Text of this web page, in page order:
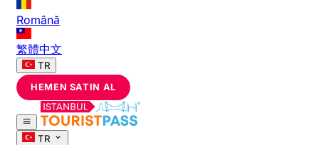
Română
繁體中文
TR
HEMEN SATIN AL
TR